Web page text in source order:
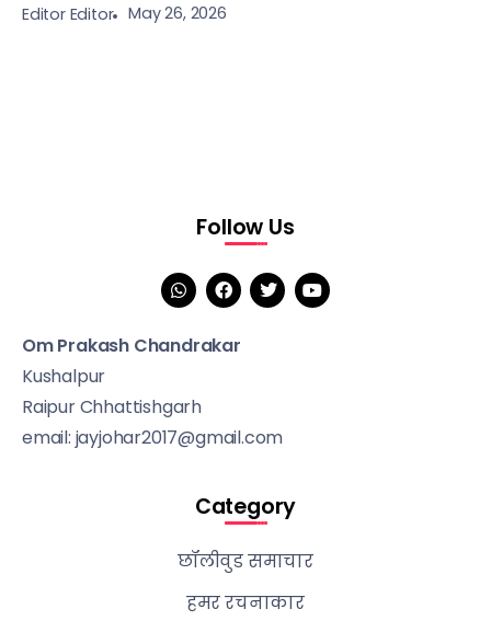
Editor Editor May 26, 2026
Follow Us
Om Prakash Chandrakar
Kushalpur
Raipur Chhattishgarh
email: jayjohar2017@gmail.com
Category
छॉलीवुड समाचार
हमर रचनाकार